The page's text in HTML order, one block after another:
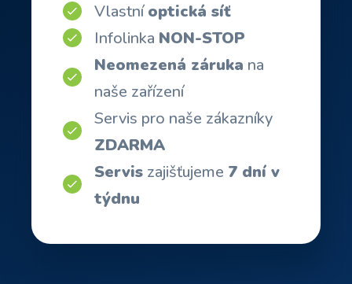
Vlastníoptická síť
Infolinka NON-STOP
Neomezená záruka na
naše zařízení
Servis pro naše zákazníky
ZDARMA
Servis zajišťujeme 7 dní v
týdnu